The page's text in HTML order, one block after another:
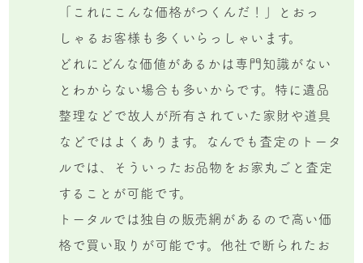
「これにこんな価格がつくんだ！」とおっ
しゃるお客様も多くいらっしゃいます。
どれにどんな価値があるかは専門知識がない
とわからない場合も多いからです。特に遺品
整理などで故人が所有されていた家財や道具
などではよくあります。なんでも査定のトータ
ルでは、そういったお品物をお家丸ごと査定
することが可能です。
トータルでは独自の販売網があるので高い価
格で買い取りが可能です。他社で断られたお